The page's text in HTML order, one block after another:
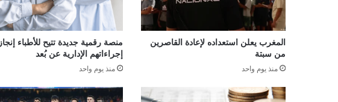
المغرب يعلن استعداده لإعادة القاصرين
من سبتة
منذ يوم واحد
منصة رقمية جديدة تتيح للأطباء إنجاز
إجراءاتهم الإدارية عن بُعد
منذ يوم واحد